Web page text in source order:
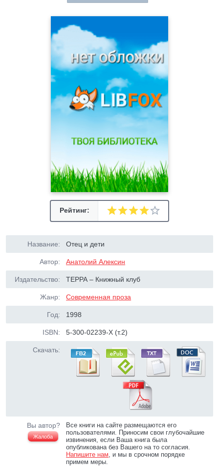
Рейтинг:
Название: Отец и дети
Автор: Анатолий Алексин
Издательство: ТЕРРА – Книжный клуб
Жанр: Современная проза
Год: 1998
ISBN: 5-300-02239-Х (т.2)
Скачать:
Вы автор?
Жалоба
Все книги на сайте размещаются его
пользователями. Приносим свои глубочайшие
извинения, если Ваша книга была
опубликована без Вашего на то согласия.
Напишите нам, и мы в срочном порядке
примем меры.